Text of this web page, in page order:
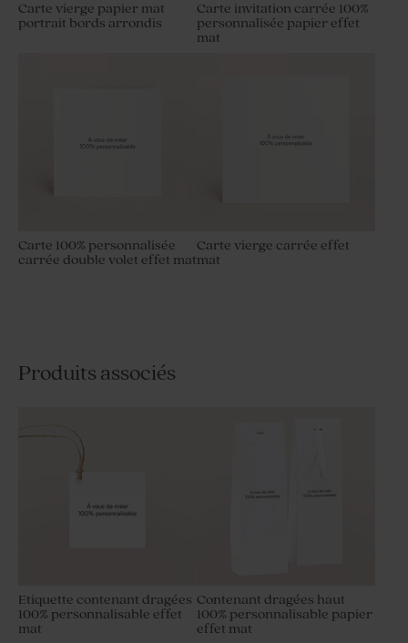
Carte vierge papier mat
portrait bords arrondis
Carte invitation carrée 100%
personnalisée papier effet
mat
Carte 100% personnalisée
carrée double volet effet mat
Carte vierge carrée effet
mat
Produits associés
Etiquette contenant dragées
100% personnalisable effet
mat
Contenant dragées haut
100% personnalisable papier
effet mat